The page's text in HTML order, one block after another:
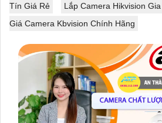
Tín Giá Rẻ
Lắp Camera Hikvision
Giá Camera Kbvision Chính Hãng